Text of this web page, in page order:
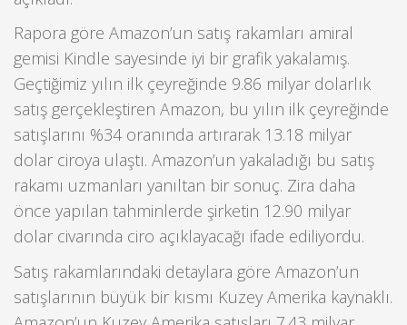
Rapora göre Amazon’un satış rakamları amiral
gemisi Kindle sayesinde iyi bir grafik yakalamış.
Geçtiğimiz yılın ilk çeyreğinde 9.86 milyar dolarlık
satış gerçekleştiren Amazon, bu yılın ilk çeyreğinde
satışlarını %34 oranında artırarak 13.18 milyar
dolar ciroya ulaştı. Amazon’un yakaladığı bu satış
rakamı uzmanları yanıltan bir sonuç. Zira daha
önce yapılan tahminlerde şirketin 12.90 milyar
dolar civarında ciro açıklayacağı ifade ediliyordu.
Satış rakamlarındaki detaylara göre Amazon’un
satışlarının büyük bir kısmı Kuzey Amerika kaynaklı.